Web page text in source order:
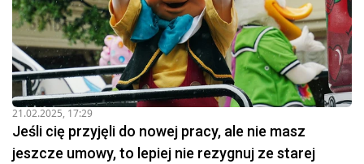
21.02.2025, 17:29
Jeśli cię przyjęli do nowej pracy, ale nie masz
jeszcze umowy, to lepiej nie rezygnuj ze starej